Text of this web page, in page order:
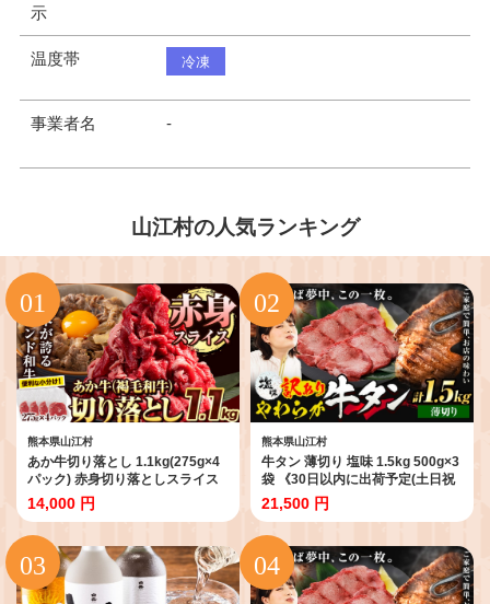
示
温度帯 冷凍
事業者名 -
山江村の人気ランキング
熊本県山江村
あか牛切り落とし 1.1kg(275g×4
パック) 赤身切り落としスライス
《30日以内に出荷予定(土日祝除
く)》肉 牛肉 切り落とし 国産牛 切
落とし ブランド牛 すき焼き スラ
イス カレー 小分け
14,000 円
熊本県山江村
牛タン 薄切り 塩味 1.5kg 500g×3
袋 《30日以内に出荷予定(土日祝
除く)》 牛肉 肉 牛 たん タン 牛た
ん 焼くだけ 訳あり 焼肉 焼き肉 熊
本県 山江村 薄切り BBQ タン下
塩牛タン 冷凍 味付け肉 一番人気
塩味 お取り寄せ 生活応援企画
21,500 円